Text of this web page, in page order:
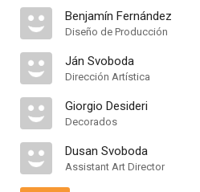
Benjamín Fernández
Diseño de Producción
Ján Svoboda
Dirección Artística
Giorgio Desideri
Decorados
Dusan Svoboda
Assistant Art Director